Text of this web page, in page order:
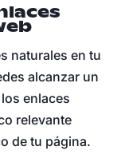
naturales en tu
alcanzar un
enlaces
relevante
de tu página.